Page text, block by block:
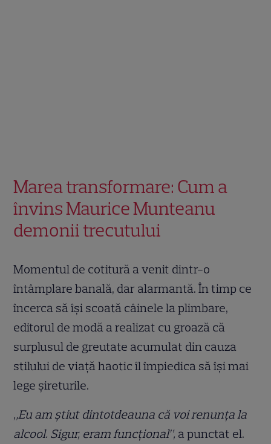
Marea transformare: Cum a
învins Maurice Munteanu
demonii trecutului
Momentul de cotitură a venit dintr-o
întâmplare banală, dar alarmantă. În timp ce
încerca să își scoată câinele la plimbare,
editorul de modă a realizat cu groază că
surplusul de greutate acumulat din cauza
stilului de viață haotic îl împiedica să își mai
lege șireturile.
„Eu am știut dintotdeauna că voi renunța la
alcool. Sigur, eram funcțional”, a punctat el.